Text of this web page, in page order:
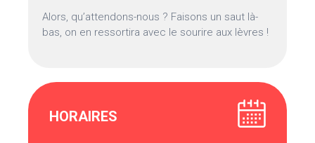
Alors, qu’attendons-nous ? Faisons un saut là-
bas, on en ressortira avec le sourire aux lèvres !
HORAIRES